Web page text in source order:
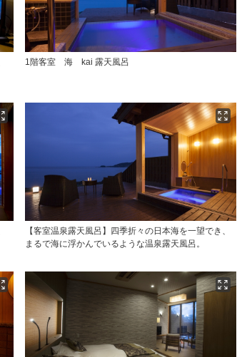
1階客室 海 kai 露天風呂
【客室温泉露天風呂】四季折々の日本海を一望でき、
まるで海に浮かんでいるような温泉露天風呂。